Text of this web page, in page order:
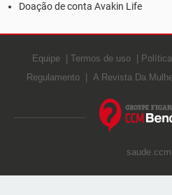
Doação de conta Avakin Life
Equipe Termos de uso
Regulamento
A Revista Da